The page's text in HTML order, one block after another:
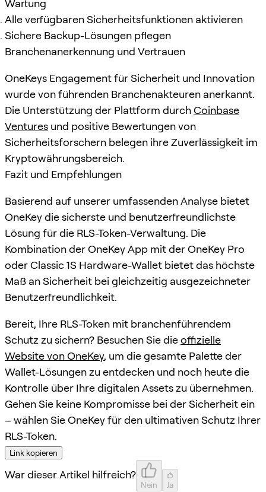
Wartung
Alle verfügbaren Sicherheitsfunktionen aktivieren
Sichere Backup-Lösungen pflegen
Branchenanerkennung und Vertrauen
OneKeys Engagement für Sicherheit und Innovation
wurde von führenden Branchenakteuren anerkannt.
Die Unterstützung der Plattform durchCoinbase
Ventures und positive Bewertungen von
Sicherheitsforschern belegen ihre Zuverlässigkeit im
Kryptowährungsbereich.
Fazit und Empfehlungen
Basierend auf unserer umfassenden Analyse bietet
OneKey die sicherste und benutzerfreundlichste
Lösung für die RLS-Token-Verwaltung. Die
Kombination der OneKey App mit der OneKey Pro
oder Classic 1S Hardware-Wallet bietet das höchste
Maß an Sicherheit bei gleichzeitig ausgezeichneter
Benutzerfreundlichkeit.
Bereit, Ihre RLS-Token mit branchenführendem
Schutz zu sichern? Besuchen Sie dieoffizielle
Website von OneKey, um die gesamte Palette der
Wallet-Lösungen zu entdecken und noch heute die
Kontrolle über Ihre digitalen Assets zu übernehmen.
Gehen Sie keine Kompromisse bei der Sicherheit ein
– wählen Sie OneKey für den ultimativen Schutz Ihrer
RLS-Token.
Link kopieren
War dieser Artikel hilfreich?
Nein Ja